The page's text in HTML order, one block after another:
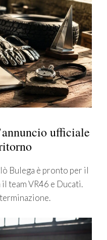
ufficiale
Bulega è pronto per il
team VR46 e Ducati.